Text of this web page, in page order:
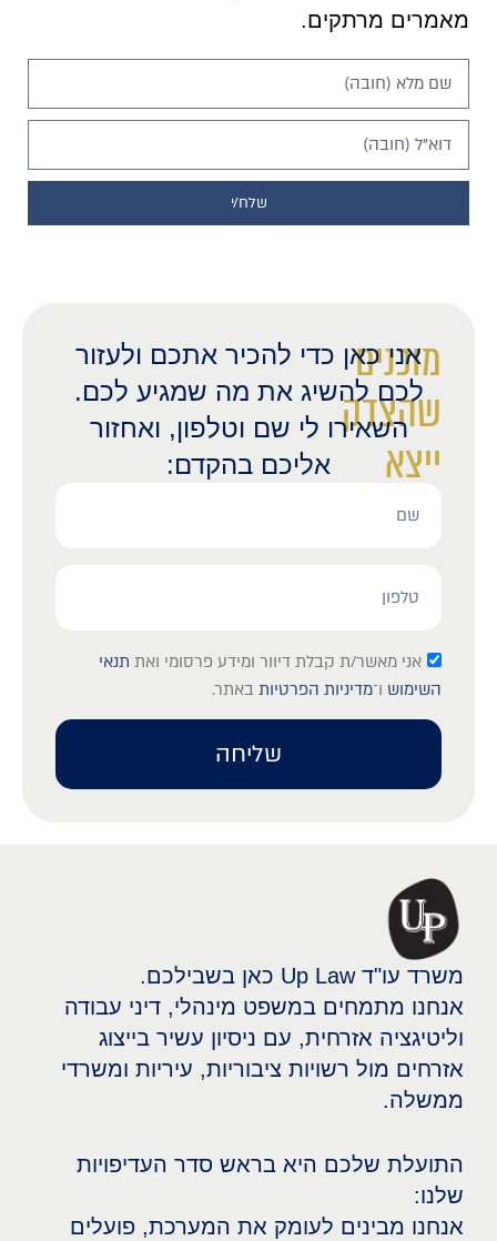
מאמרים מרתקים.
שלח/י
מוכנים
שהצדק
ייצא
לאור?
אני כאן כדי להכיר אתכם ולעזור
לכם להשיג את מה שמגיע לכם.
השאירו לי שם וטלפון, ואחזור
אליכם בהקדם:
אני מאשר/ת קבלת דיוור ומידע פרסומי ואת תנאי
השימוש ו־מדיניות הפרטיות באתר.
שליחה
משרד עו"ד Up Law כאן בשבילכם.
אנחנו מתמחים במשפט מינהלי, דיני עבודה
וליטיגציה אזרחית, עם ניסיון עשיר בייצוג
אזרחים מול רשויות ציבוריות, עיריות ומשרדי
ממשלה.
התועלת שלכם היא בראש סדר העדיפויות
שלנו:
אנחנו מבינים לעומק את המערכת, פועלים